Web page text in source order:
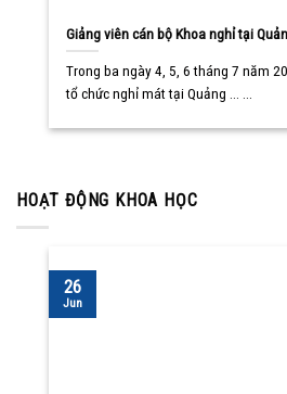
Giảng viên cán bộ Khoa nghỉ tại
Trong ba ngày 4, 5, 6 tháng 7 năm
tổ chức nghỉ mát tại Quảng ... ...
HOẠT ĐỘNG KHOA HỌC
26
Jun